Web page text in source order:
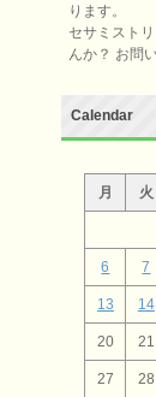
ります。
セサミスト
んか？ お問
Calendar
月
火
6 7
13 14
20 21
27 28